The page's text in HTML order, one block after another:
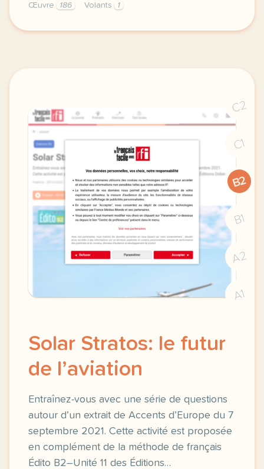
Œuvre
186 Volants 1
didomi host didomi components button cursor
C2
C1
B2
B1
A2
A1
Solar Stratos: le futur
de l’aviation
Entraînez-vous avec une série de questions
autour d’un extrait de Accents d’Europe du 7
septembre 2021. Cette activité est proposée
en complément de la méthode de français
Édito B2–Unité 11 des Éditions…